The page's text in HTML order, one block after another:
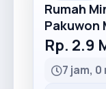
Rumah
Pakuwon
Rp. 2.9
7 jam,